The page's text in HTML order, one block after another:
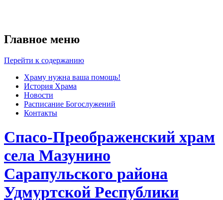
Главное меню
Перейти к содержанию
Храму нужна ваша помощь!
История Храма
Новости
Расписание Богослужений
Контакты
Спасо-Преображенский храм
села Мазунино
Сарапульского района
Удмуртской Республики